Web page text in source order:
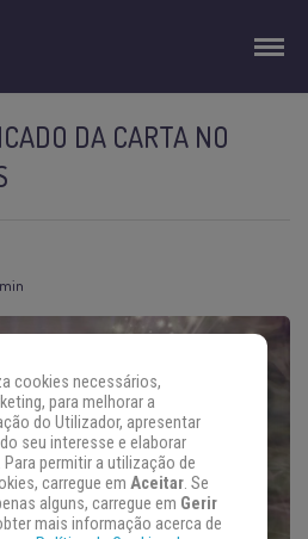
DA CARTA NO
cookies necessários,
para melhorar a
do Utilizador, apresentar
seu interesse e elaborar
permitir a utilização de
carregue em Aceitar. Se
alguns, carregue em Gerir
mais informação acerca de